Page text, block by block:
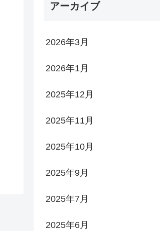
アーカイブ
2026年3月
2026年1月
2025年12月
2025年11月
2025年10月
2025年9月
2025年7月
2025年6月